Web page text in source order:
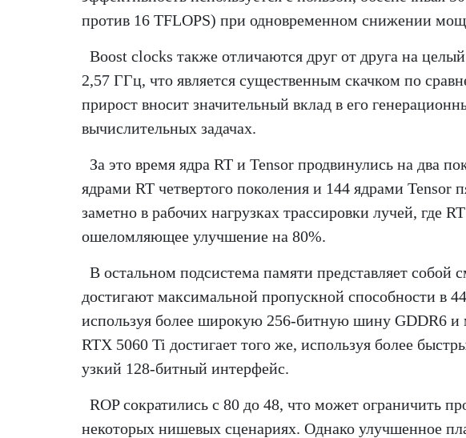
против 16 TFLOPS) при одновременном снижении
Boost clocks также отличаются друг от друга на
2,57 ГГц, что является существенным скачком по
прирост вносит значительный вклад в его
вычислительных задачах.
За это время ядра RT и Tensor продвинулись на два
ядрами RT четвертого поколения и 144 ядрами Tensor
заметно в рабочих нагрузках трассировки лучей, где
ошеломляющее улучшение на 80%.
В остальном подсистема памяти представляет
достигают максимальной пропускной способности в
используя более широкую 256-битную шину GDDR6 и
RTX 5060 Ti достигает того же, используя более
узкий 128-битный интерфейс.
ROP сократились с 80 до 48, что может ограничить
некоторых нишевых сценариях. Однако улучшенное